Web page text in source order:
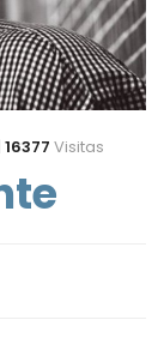
16377 Visitas